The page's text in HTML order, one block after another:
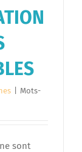
Mots-
sont